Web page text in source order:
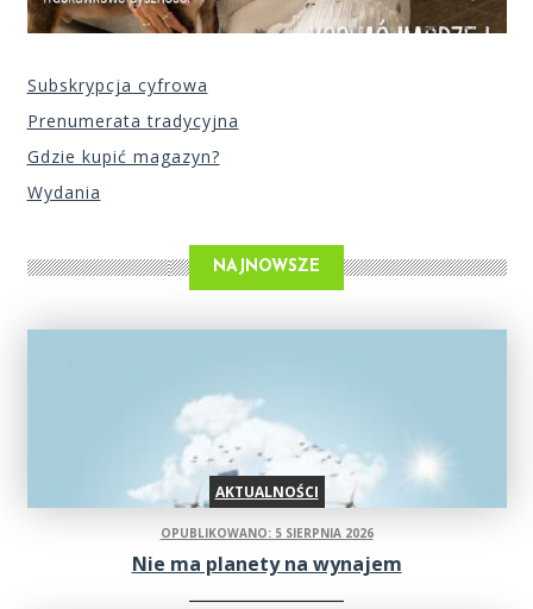
Subskrypcja cyfrowa
Prenumerata tradycyjna
Gdzie kupić magazyn?
Wydania
NAJNOWSZE
AKTUALNOŚCI
OPUBLIKOWANO: 5 SIERPNIA 2026
Nie ma planety na wynajem